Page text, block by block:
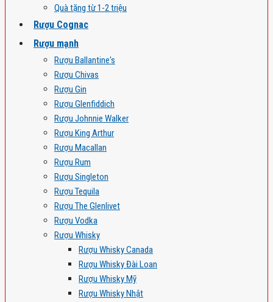
Quà tặng từ 1-2 triệu
Rượu Cognac
Rượu mạnh
Rượu Ballantine's
Rượu Chivas
Rượu Gin
Rượu Glenfiddich
Rượu Johnnie Walker
Rượu King Arthur
Rượu Macallan
Rượu Rum
Rượu Singleton
Rượu Tequila
Rượu The Glenlivet
Rượu Vodka
Rượu Whisky
Rượu Whisky Canada
Rượu Whisky Đài Loan
Rượu Whisky Mỹ
Rượu Whisky Nhật